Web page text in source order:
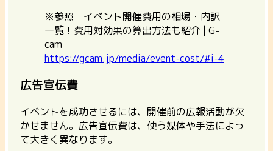
※参照 イベント開催費用の相場・内訳
一覧！費用対効果の算出方法も紹介 | G-
cam
https://gcam.jp/media/event-cost/#i-4
広告宣伝費
イベントを成功させるには、開催前の広報活動が欠
かせません。広告宣伝費は、使う媒体や手法によっ
て大きく異なります。